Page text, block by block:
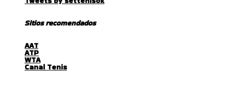
Sitios recomendados
AAT
ATP
WTA
Canal Tenis